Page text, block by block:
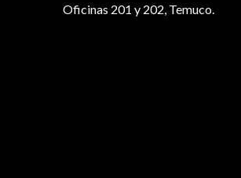
Oficinas 201 y 202, Temuco.